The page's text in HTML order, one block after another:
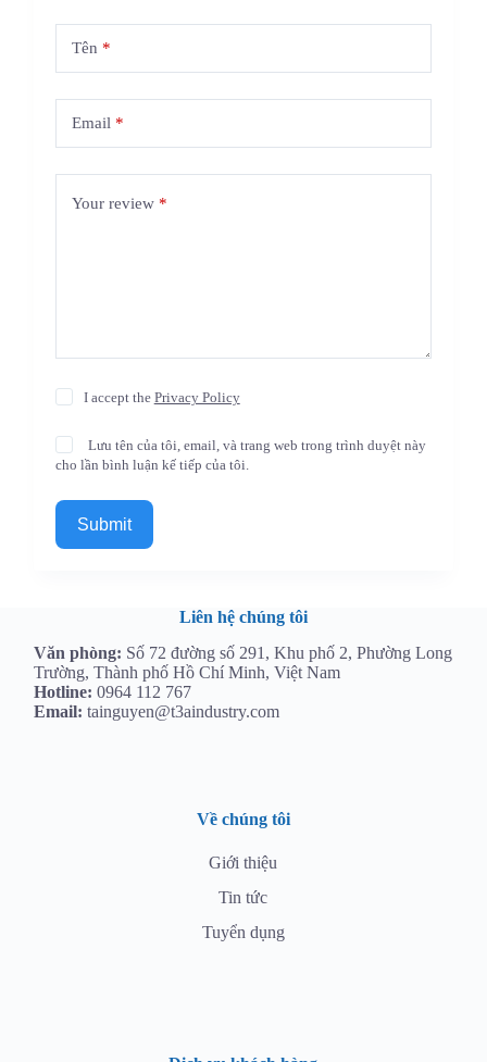
Tên *
Email *
Your review *
I accept the Privacy Policy
Lưu tên của tôi, email, và trang web trong trình duyệt này
cho lần bình luận kế tiếp của tôi.
Submit
Liên hệ chúng tôi
Văn phòng: Số 72 đường số 291, Khu phố 2, Phường Long
Trường, Thành phố Hồ Chí Minh, Việt Nam
Hotline: 0964 112 767
Email: tainguyen@t3aindustry.com
Về chúng tôi
Giới thiệu
Tin tức
Tuyển dụng